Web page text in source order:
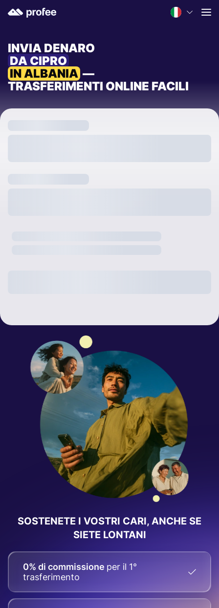
INVIA DENARO
DA CIPRO
IN ALBANIA —
TRASFERIMENTI ONLINE FACILI
SOSTENETE I VOSTRI CARI, ANCHE SE
SIETE LONTANI
0% di commissione per il 1°
trasferimento